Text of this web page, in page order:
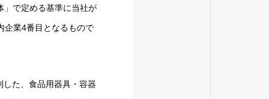
で定める基準に当社が
企業4番目となるもので
た、食品用器具・容器